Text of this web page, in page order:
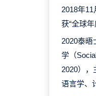
2018年
获“全球
2020泰晤
学（
2020），
语言学、